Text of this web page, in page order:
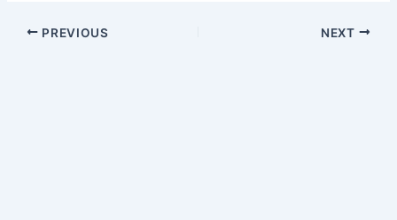
PREVIOUS NEXT